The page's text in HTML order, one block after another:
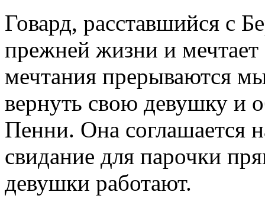
Говард, расставшийся с
прежней жизни и
мечтания прерываются
вернуть свою девушку и
Пенни. Она соглашается
свидание для парочки
девушки работают.